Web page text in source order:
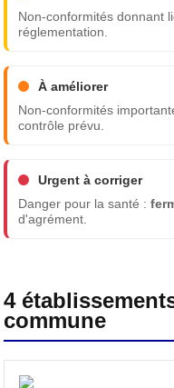
Non-conformités donnant
réglementation.
À améliorer
Non-conformités
contrôle prévu.
Urgent à corriger
Danger pour la santé :
d'agrément.
4
commune